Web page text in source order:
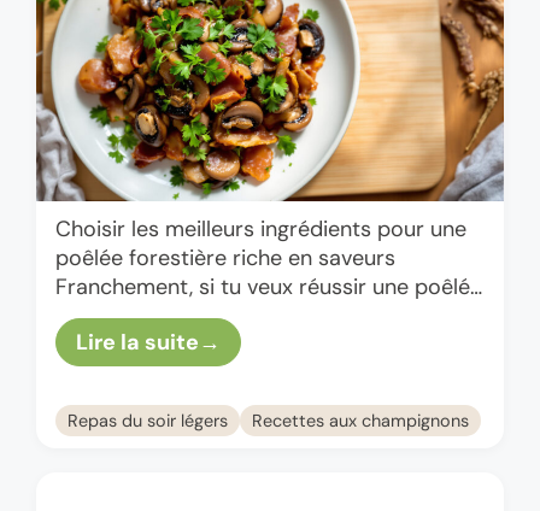
Choisir les meilleurs ingrédients pour une
poêlée forestière riche en saveurs
Franchement, si tu veux réussir une poêlée
forestière qui claque, le secret commence
par la sélection des ingrédients. C’est …
Lire la suite
Repas du soir légers Recettes aux champignons